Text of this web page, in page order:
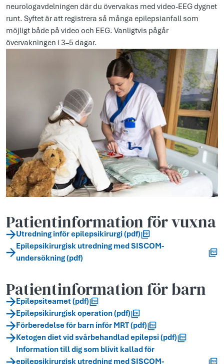
neurologavdelningen där du övervakas med video-EEG dygnet
runt. Syftet är att registrera så många epilepsianfall som
möjligt både på video och EEG. Vanligtvis pågår
övervakningen i 3–5 dagar.
Patientinformation för vuxna
Utredning inför epilepsikirurgi (pdf)
Epilepsikirurgisk utredning med SISCOM-
undersökning (pdf)
Patientinformation för barn
Epilepsiteamet (pdf)
Epilepsikirurgisk operation (pdf)
Förberedelse för barn inför MRT (pdf)
Ketogen diet vid svårbehandlad epilepsi (pdf)
Information till dig som blivit kallad för
epilepsikirurgisk utredning med SISCOM-